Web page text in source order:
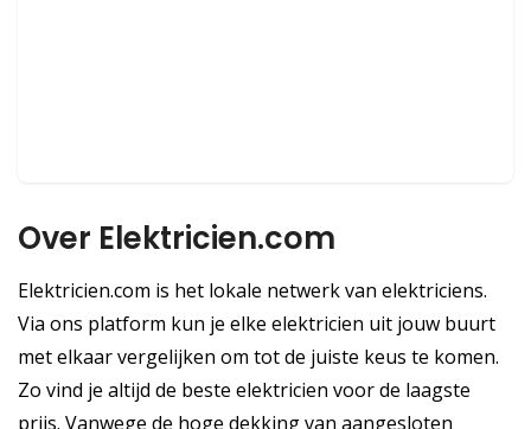
Over Elektricien.com
Elektricien.com is het lokale netwerk van elektriciens.
Via ons platform kun je elke elektricien uit jouw buurt
met elkaar vergelijken om tot de juiste keus te komen.
Zo vind je altijd de beste elektricien voor de laagste
prijs. Vanwege de hoge dekking van aangesloten